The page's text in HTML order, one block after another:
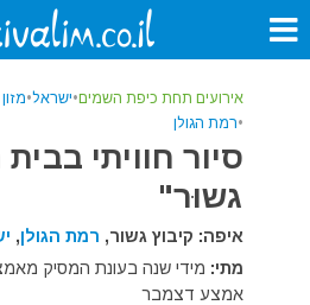
אירועים תחת כיפת השמים•ישראל•
•רמת הגולן
סיור חוויתי
גשוּר"
איפה: קיבוץ גשור, רמת הגולן,
מתי: מידי שנה בעונת המסיק
אמצע דצמבר